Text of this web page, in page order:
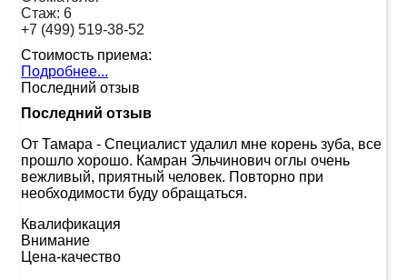
Стаж: 6
+7 (499) 519-38-52
Стоимость приема:
Подробнее...
Последний отзыв
Последний отзыв
От Тамара - Специалист удалил мне корень зуба, все
прошло хорошо. Камран Эльчинович оглы очень
вежливый, приятный человек. Повторно при
необходимости буду обращаться.
Квалификация
Внимание
Цена-качество